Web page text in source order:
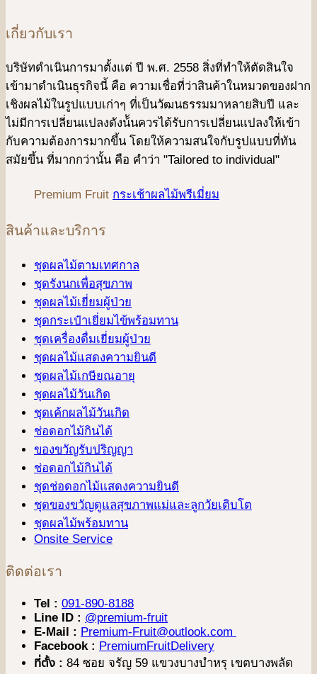
เกี่ยวกับเรา
บริษัทดําเนินการมาตั้งแต่ ปี พ.ศ. 2558 สิ่งที่ทำให้ตัดสินใจ
เข้ามาดําเนินธุรกิจนี้ คือ ความเชื่อที่ว่าสินค้าในหมวดของฝาก
เชิงผลไม้ในรูปแบบเก่าๆ ที่เป็นวัฒนธรรมมาหลายสิบปี และ
ไม่มีการเปลี่ยนแปลงดังน้ันควรได้รับการเปลี่ยนแปลงให้เข้า
กับความต้องการมากขึ้น โดยให้ความสนใจกับรูปแบบที่ทัน
สมัยขึ้น ที่มากกว่านั้น คือ คําว่า "Tailored to individual"
Premium Fruit กระเช้าผลไม้พรีเมี่ยม
สินค้าและบริการ
ชุดผลไม้ตามเทศกาล
ชุดรังนกเพื่อสุขภาพ
ชุดผลไม้เยี่ยมผู้ป่วย
ชุดกระเป๋าเยี่ยมไข้พร้อมทาน
ชุดเครื่องดื่มเยี่ยมผู้ป่วย
ชุดผลไม้แสดงความยินดี
ชุดผลไม้เกษียณอายุ
ชุดผลไม้วันเกิด
ชุดเค้กผลไม้วันเกิด
ช่อดอกไม้กินได้
ของขวัญรับปริญญา
ช่อดอกไม้กินได้
ชุดช่อดอกไม้แสดงความยินดี
ชุดของขวัญดูแลสุขภาพแม่และลูกวัยเติบโต
ชุดผลไม้พร้อมทาน
Onsite Service
ติดต่อเรา
Tel : 091-890-8188
Line ID : @premium-fruit
E-Mail : Premium-Fruit@outlook.com
Facebook : PremiumFruitDelivery
ที่ตั้ง : 84 ซอย จรัญ 59 แขวงบางบำหรุ เขตบางพลัด